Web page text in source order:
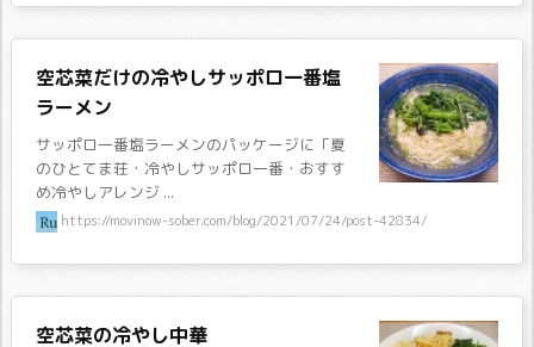
空芯菜だけの冷やしサッポロ一番塩
ラーメン
サッポロ一番塩ラーメンのパッケージに「夏
のひとてま荘・冷やしサッポロ一番・おすす
め冷やしアレンジ ...
https://movinow-sober.com/blog/2021/07/24/post-42834/
空芯菜の冷やし中華